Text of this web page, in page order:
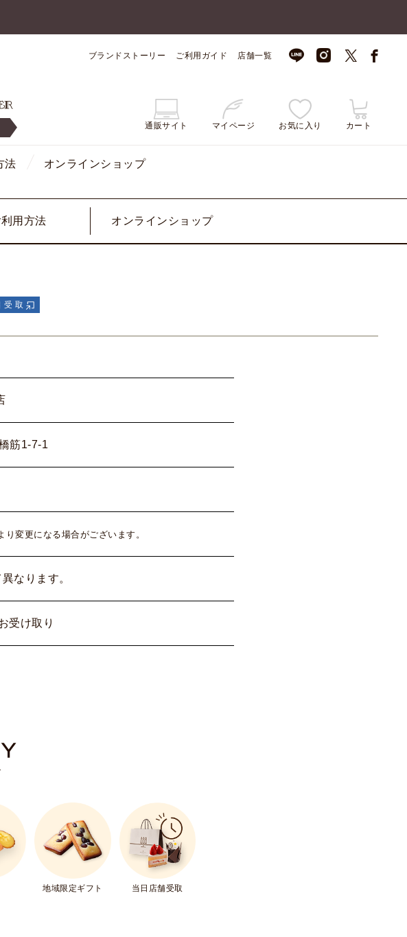
ブランドストーリー ご利用ガイド 店舗一覧
通販サイト マイページ お気に入り カート
法 オンラインショップ
利用方法 オンラインショップ
受取
筋1-7-1
変更になる場合がございます。
なります。
受け取り
地域限定ギフト 当日店舗受取